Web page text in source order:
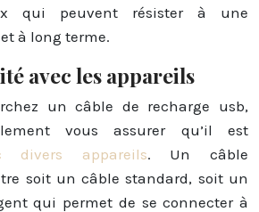
qui peuvent résister à une
à long terme.
avec les appareils
un câble de recharge usb,
vous assurer qu’il est
divers appareils. Un câble
soit un câble standard, soit un
qui permet de se connecter à